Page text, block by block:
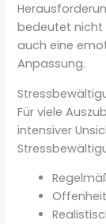
bedeutet nicht
auch eine
Anpassung.
Für viele
intensiver